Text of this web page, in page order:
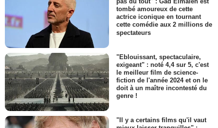
tombé amoureux de cette
actrice iconique en tournant
cette comédie aux 2 millions de
spectateurs
"Eblouissant, spectaculaire,
exigeant" : noté 4,4 sur 5, c'est
le meilleur film de science-
fiction de l'année 2024 et on le
doit à un maître incontesté du
genre !
"Il y a certains films qu'il vaut